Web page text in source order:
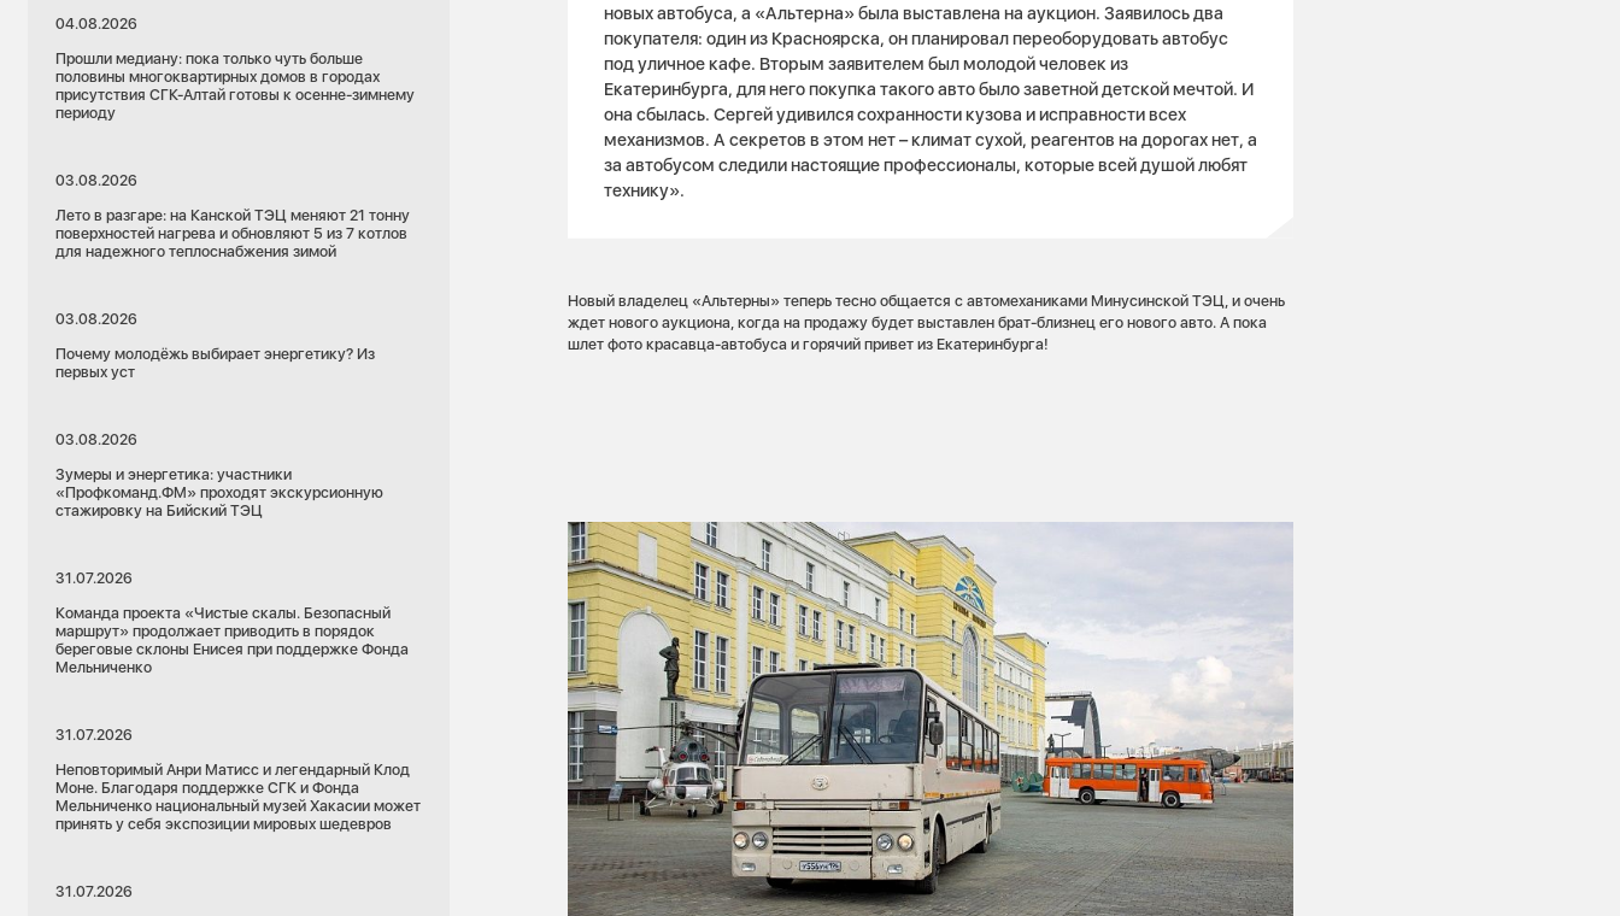
04.08.2026
Прошли медиану: пока только чуть больше
половины многоквартирных домов в городах
присутствия СГК-Алтай готовы к осенне-зимнему
периоду
03.08.2026
Лето в разгаре: на Канской ТЭЦ меняют 21 тонну
поверхностей нагрева и обновляют 5 из 7 котлов
для надежного теплоснабжения зимой
03.08.2026
Почему молодёжь выбирает энергетику? Из
первых уст
03.08.2026
Зумеры и энергетика: участники
«Профкоманд.ФМ» проходят экскурсионную
стажировку на Бийский ТЭЦ
31.07.2026
Команда проекта «Чистые скалы. Безопасный
маршрут» продолжает приводить в порядок
береговые склоны Енисея при поддержке Фонда
Мельниченко
31.07.2026
Неповторимый Анри Матисс и легендарный Клод
Моне. Благодаря поддержке СГК и Фонда
Мельниченко национальный музей Хакасии может
принять у себя экспозиции мировых шедевров
31.07.2026
новых автобуса, а «Альтерна» была выставлена на аукцион. Заявилось два
покупателя: один из Красноярска, он планировал переоборудовать автобус
под уличное кафе. Вторым заявителем был молодой человек из
Екатеринбурга, для него покупка такого авто было заветной детской мечтой. И
она сбылась. Сергей удивился сохранности кузова и исправности всех
механизмов. А секретов в этом нет – климат сухой, реагентов на дорогах нет, а
за автобусом следили настоящие профессионалы, которые всей душой любят
технику».
Новый владелец «Альтерны» теперь тесно общается с автомеханиками Минусинской ТЭЦ, и очень
ждет нового аукциона, когда на продажу будет выставлен брат-близнец его нового авто. А пока
шлет фото красавца-автобуса и горячий привет из Екатеринбурга!